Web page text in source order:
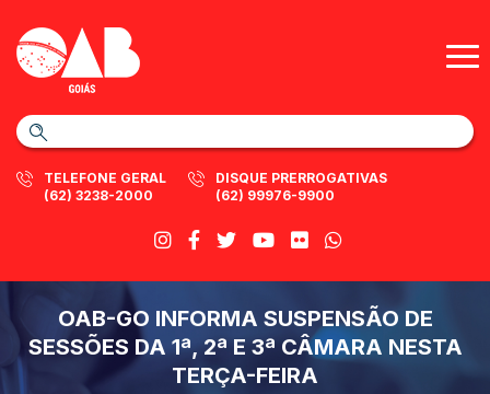
TELEFONE GERAL
(62) 3238-2000
DISQUE PRERROGATIVAS
(62) 99976-9900
OAB-GO INFORMA SUSPENSÃO DE
SESSÕES DA 1ª, 2ª E 3ª CÂMARA NESTA
TERÇA-FEIRA